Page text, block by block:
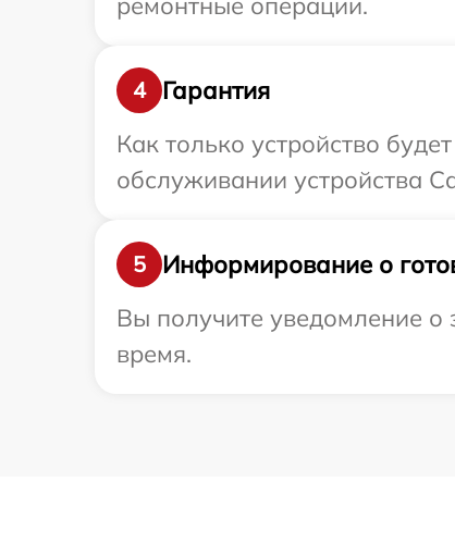
4
Гарантия
Как только устройство
обслуживании устройства
5
Информирование о
Вы получите уведомление о
время.